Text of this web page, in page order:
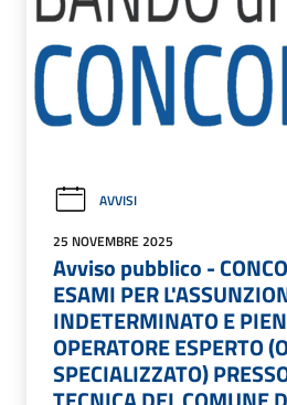
AVVISI
25 NOVEMBRE 2025
Avviso pubblico -
ESAMI PER
INDETERMINATO E
OPERATORE ESPERTO
SPECIALIZZATO)